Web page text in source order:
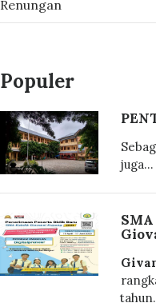
Renungan
Populer
juga...